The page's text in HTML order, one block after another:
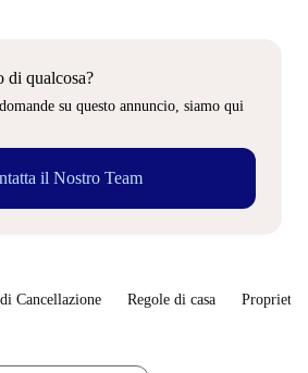
di qualcosa?
su questo annuncio, siamo qui
il Nostro Team
Cancellazione Regole di casa